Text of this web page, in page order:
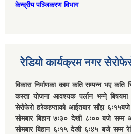
केन्द्रीय पञ्जिकरण विभाग
रेडियो कार्यक्रम नगर
विकास निर्माणका काम कति सम्पन्न भए कति
कस्ता योजना आवश्यक पर्लान भन्ने् बिषयमा
सेरोफेरो हरेकहप्ताको आईतबार साँझ
सोमबार बिहान ७ः३० देखी ८ः०० बजे
सोमबार बिहान ६ः१५ देखी ६ः४५ बजे सम्म